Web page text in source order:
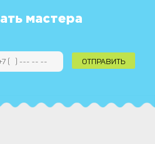
мастера